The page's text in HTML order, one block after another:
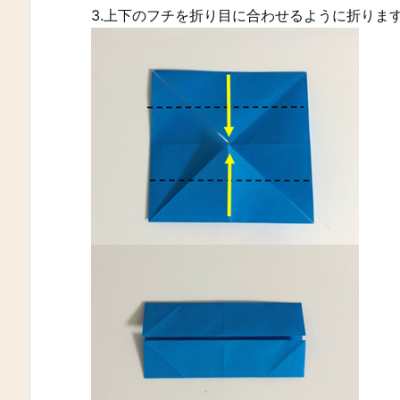
3.上下のフチを折り目に合わせるように折りま